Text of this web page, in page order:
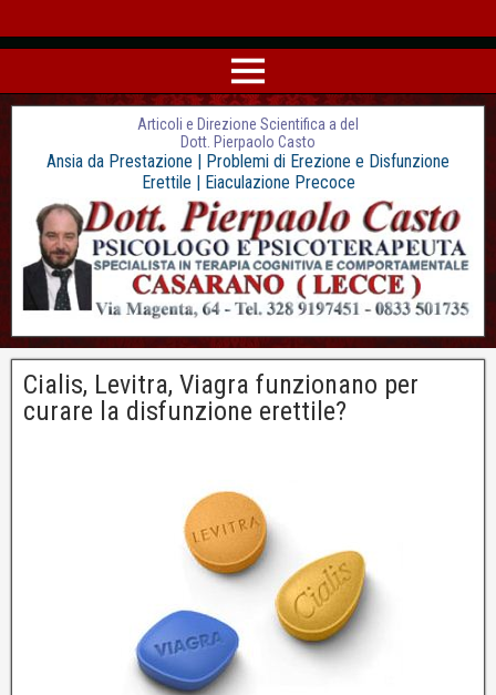
Articoli e Direzione Scientifica a del
Dott. Pierpaolo Casto
Ansia da Prestazione | Problemi di Erezione e Disfunzione
Erettile | Eiaculazione Precoce
Cialis, Levitra, Viagra funzionano per
curare la disfunzione erettile?